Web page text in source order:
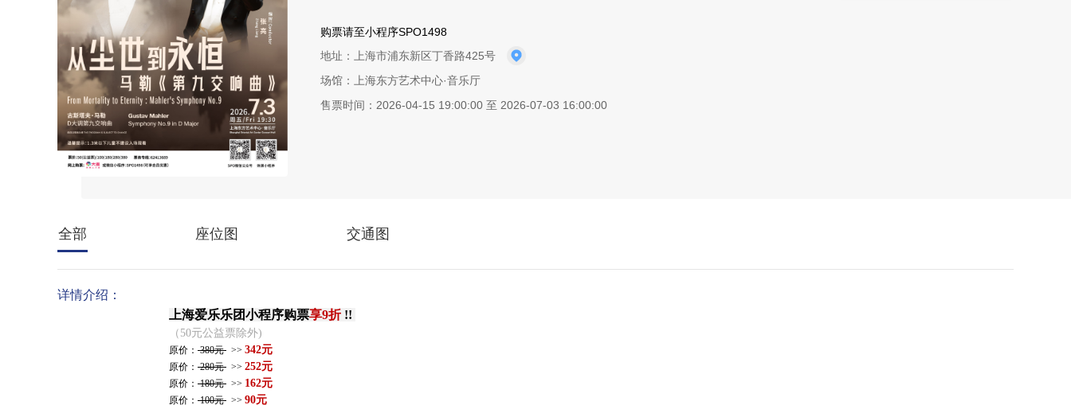
购票请至小程序SPO1498
地址：上海市浦东新区丁香路425号
场馆：上海东方艺术中心·音乐厅
售票时间：2026-04-15 19:00:00 至 2026-07-03 16:00:00
全部 座位图 交通图
详情介绍：
上海爱乐乐团小程序购票享9折 !!
（50元公益票除外)
原价： 380元 >> 342元
原价： 280元 >> 252元
原价： 180元 >> 162元
原价： 100元 >> 90元